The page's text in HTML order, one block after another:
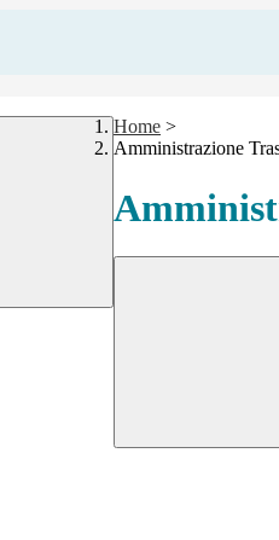
Home >
Amministrazione